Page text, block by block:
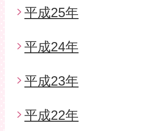
平成25年
平成24年
平成23年
平成22年